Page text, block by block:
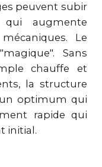
peuvent subir
augmente
Le
Sans
chauffe et
la structure
optimum qui
rapide qui
initial.